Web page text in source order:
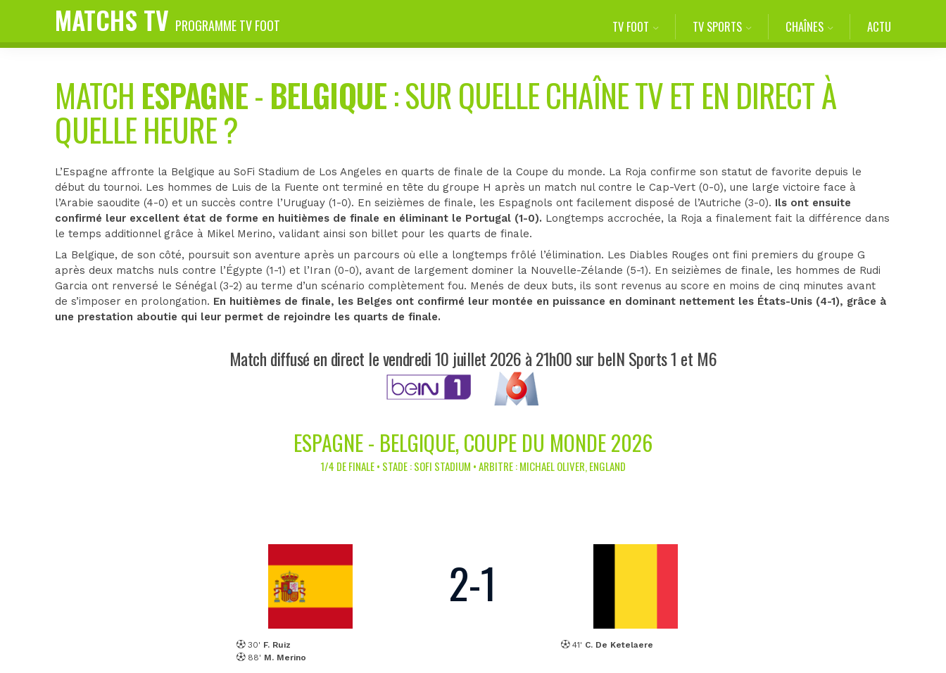
MATCHS TV PROGRAMME TV FOOT TV FOOT TV SPORTS CHAÎNES ACTU
MATCH ESPAGNE-BELGIQUE: SUR QUELLE CHAÎNE TV ET EN DIRECT À
QUELLE HEURE ?
L’Espagne affronte la Belgique au SoFi Stadium de Los Angeles en quarts de finale de la Coupe du monde. La Roja confirme son statut de favorite depuis le
début du tournoi. Les hommes de Luis de la Fuente ont terminé en tête du groupe H après un match nul contre le Cap-Vert (0-0), une large victoire face à
l’Arabie saoudite (4-0) et un succès contre l’Uruguay (1-0). En seizièmes de finale, les Espagnols ont facilement disposé de l’Autriche (3-0). Ils ont ensuite
confirmé leur excellent état de forme en huitièmes de finale en éliminant le Portugal (1-0). Longtemps accrochée, la Roja a finalement fait la différence dans
le temps additionnel grâce à Mikel Merino, validant ainsi son billet pour les quarts de finale.
La Belgique, de son côté, poursuit son aventure après un parcours où elle a longtemps frôlé l’élimination. Les Diables Rouges ont fini premiers du groupe G
après deux matchs nuls contre l’Égypte (1-1) et l’Iran (0-0), avant de largement dominer la Nouvelle-Zélande (5-1). En seizièmes de finale, les hommes de Rudi
Garcia ont renversé le Sénégal (3-2) au terme d’un scénario complètement fou. Menés de deux buts, ils sont revenus au score en moins de cinq minutes avant
de s’imposer en prolongation. En huitièmes de finale, les Belges ont confirmé leur montée en puissance en dominant nettement les États-Unis (4-1), grâce à
une prestation aboutie qui leur permet de rejoindre les quarts de finale.
Match diffusé en direct le vendredi 10 juillet 2026 à 21h00 sur beIN Sports 1 et M6
ESPAGNE - BELGIQUE, COUPE DU MONDE 2026
1/4 DE FINALE • STADE : SOFI STADIUM • ARBITRE : MICHAEL OLIVER, ENGLAND
30' F. Ruiz
88' M. Merino
2-1
41' C. De Ketelaere